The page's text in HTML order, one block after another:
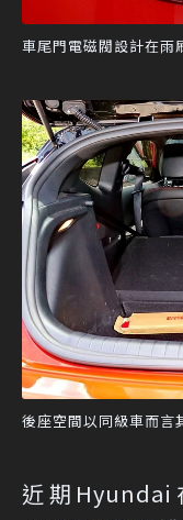
車尾門電磁閥設計在雨
後座空間以同級車而言
近期Hyundai